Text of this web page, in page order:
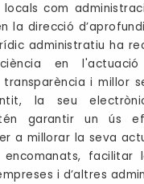
locals com
la direcció
administratiu ha
en l'actuació
i millor
la seu
garantir un ús
a millorar la seva
facilitar
i d’altres